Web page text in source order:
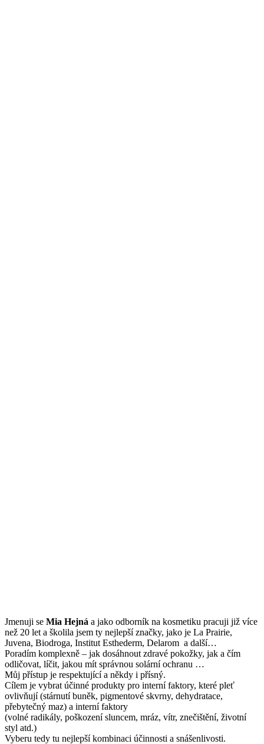
Jmenuji se Mia Hejná a jako odborník na kosmetiku pracuji již více
než 20 let a školila jsem ty nejlepší značky, jako je La Prairie,
Juvena, Biodroga, Institut Esthederm, Delarom a další…
Poradím komplexně – jak dosáhnout zdravé pokožky, jak a čím
odličovat, líčit, jakou mít správnou solární ochranu …
Můj přístup je respektující a někdy i přísný.
Cílem je vybrat účinné produkty pro interní faktory, které pleť
ovlivňují (stárnutí buněk, pigmentové skvrny, dehydratace,
přebytečný maz) a interní faktory
(volné radikály, poškození sluncem, mráz, vítr, znečištění, životní
styl atd.)
Vyberu tedy tu nejlepší kombinaci účinnosti a snášenlivosti.